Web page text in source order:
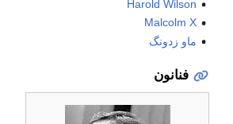
Harold Wilson
Malcolm X
ماو زدونگ
فنانون